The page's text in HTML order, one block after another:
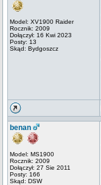
Model: XV1900 Raider
Rocznik: 2009
Dołączył: 16 Kwi 2023
Posty: 13
Skąd: Bydgoszcz
benan
Model: MS1900
Rocznik: 2009
Dołączył: 27 Sie 2011
Posty: 166
Skąd: DSW